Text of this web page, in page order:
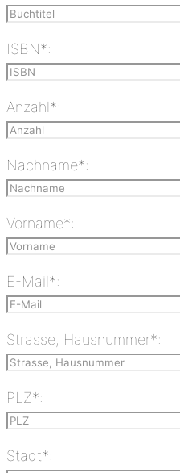
ISBN*:
Anzahl*:
Nachname*:
Vorname*:
E-Mail*:
Strasse, Hausnummer*:
PLZ*:
Stadt*: